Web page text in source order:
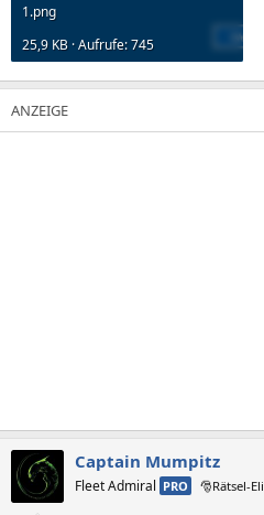
1.png
25,9 KB · Aufrufe: 745
Captain Mumpitz
Fleet Admiral PRO 🎅Rätsel-